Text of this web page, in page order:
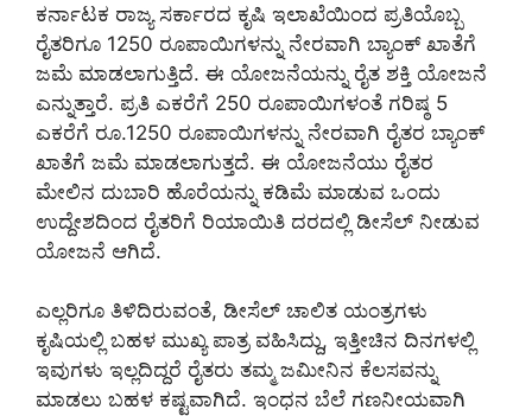
ಕರ್ನಾಟಕ ರಾಜ್ಯ ಸರ್ಕಾರದ ಕೃಷಿ ಇಲಾಖೆಯಿಂದ ಪ್ರತಿಯೊಬ್ಬ
ರೈತರಿಗೂ 1250 ರೂಪಾಯಿಗಳನ್ನು ನೇರವಾಗಿ ಬ್ಯಾಂಕ್ ಖಾತೆಗೆ
ಜಮೆ ಮಾಡಲಾಗುತ್ತಿದೆ. ಈ ಯೋಜನೆಯನ್ನು ರೈತ ಶಕ್ತಿ ಯೋಜನೆ
ಎನ್ನುತ್ತಾರೆ. ಪ್ರತಿ ಎಕರೆಗೆ 250 ರೂಪಾಯಿಗಳಂತೆ ಗರಿಷ್ಠ 5
ಎಕರೆಗೆ ರೂ.1250 ರೂಪಾಯಿಗಳನ್ನು ನೇರವಾಗಿ ರೈತರ ಬ್ಯಾಂಕ್
ಖಾತೆಗೆ ಜಮೆ ಮಾಡಲಾಗುತ್ತದೆ. ಈ ಯೋಜನೆಯು ರೈತರ
ಮೇಲಿನ ದುಬಾರಿ ಹೊರೆಯನ್ನು ಕಡಿಮೆ ಮಾಡುವ ಒಂದು
ಉದ್ದೇಶದಿಂದ ರೈತರಿಗೆ ರಿಯಾಯಿತಿ ದರದಲ್ಲಿ ಡೀಸೆಲ್ ನೀಡುವ
ಯೋಜನೆ ಆಗಿದೆ.
ಎಲ್ಲರಿಗೂ ತಿಳಿದಿರುವಂತೆ, ಡೀಸೆಲ್ ಚಾಲಿತ ಯಂತ್ರಗಳು
ಕೃಷಿಯಲ್ಲಿ ಬಹಳ ಮುಖ್ಯ ಪಾತ್ರ ವಹಿಸಿದ್ದು, ಇತ್ತೀಚಿನ ದಿನಗಳಲ್ಲಿ
ಇವುಗಳು ಇಲ್ಲದಿದ್ದರೆ ರೈತರು ತಮ್ಮ ಜಮೀನಿನ ಕೆಲಸವನ್ನು
ಮಾಡಲು ಬಹಳ ಕಷ್ಟವಾಗಿದೆ. ಇಂಧನ ಬೆಲೆ ಗಣನೀಯವಾಗಿ